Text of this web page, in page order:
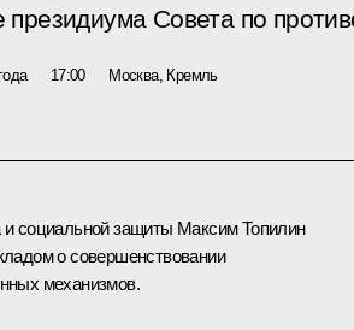
президиума Совета по
17:00 Москва, Кремль
социальной защиты Максим Топилин
о совершенствовании
механизмов.